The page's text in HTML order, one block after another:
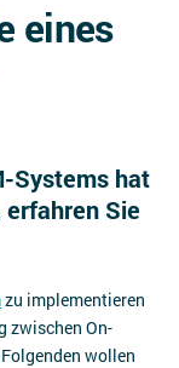
eines
Systems hat
Sie
zu implementieren
zwischen On-
wollen